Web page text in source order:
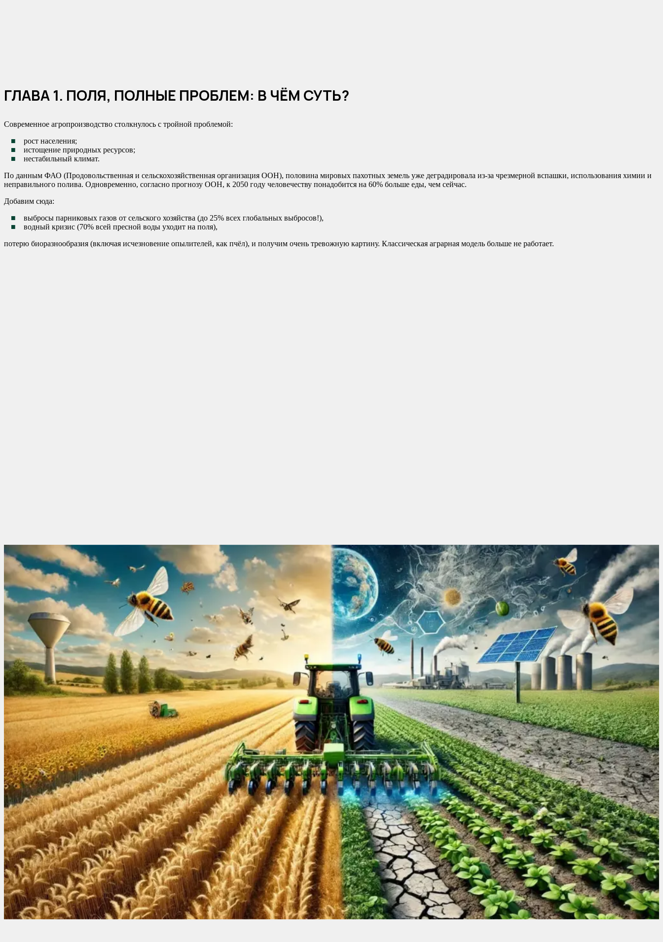
ГЛАВА 1. ПОЛЯ, ПОЛНЫЕ ПРОБЛЕМ: В ЧЁМ СУТЬ?
Современное агропроизводство столкнулось с тройной проблемой:
рост населения;
истощение природных ресурсов;
нестабильный климат.
По данным ФАО (Продовольственная и сельскохозяйственная организация ООН), половина мировых пахотных земель уже деградировала из-за чрезмерной вспашки, использования химии и
неправильного полива. Одновременно, согласно прогнозу ООН, к 2050 году человечеству понадобится на 60% больше еды, чем сейчас.
Добавим сюда:
выбросы парниковых газов от сельского хозяйства (до 25% всех глобальных выбросов!),
водный кризис (70% всей пресной воды уходит на поля),
потерю биоразнообразия (включая исчезновение опылителей, как пчёл), и получим очень тревожную картину. Классическая аграрная модель больше не работает.